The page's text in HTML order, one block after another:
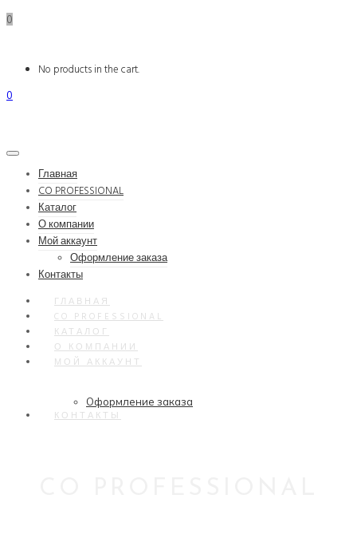
0
No products in the cart.
0
Главная
CO PROFESSIONAL
Каталог
О компании
Мой аккаунт
Оформление заказа
Контакты
ГЛАВНАЯ
CO PROFESSIONAL
КАТАЛОГ
О КОМПАНИИ
МОЙ АККАУНТ
Оформление заказа
КОНТАКТЫ